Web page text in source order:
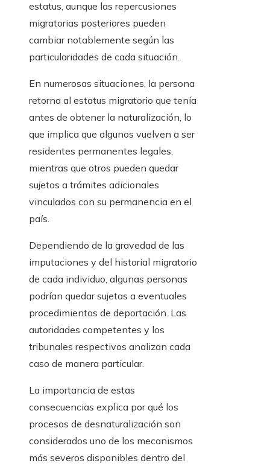
estatus, aunque las repercusiones
migratorias posteriores pueden
cambiar notablemente según las
particularidades de cada situación.
En numerosas situaciones, la persona
retorna al estatus migratorio que tenía
antes de obtener la naturalización, lo
que implica que algunos vuelven a ser
residentes permanentes legales,
mientras que otros pueden quedar
sujetos a trámites adicionales
vinculados con su permanencia en el
país.
Dependiendo de la gravedad de las
imputaciones y del historial migratorio
de cada individuo, algunas personas
podrían quedar sujetas a eventuales
procedimientos de deportación. Las
autoridades competentes y los
tribunales respectivos analizan cada
caso de manera particular.
La importancia de estas
consecuencias explica por qué los
procesos de desnaturalización son
considerados uno de los mecanismos
más severos disponibles dentro del